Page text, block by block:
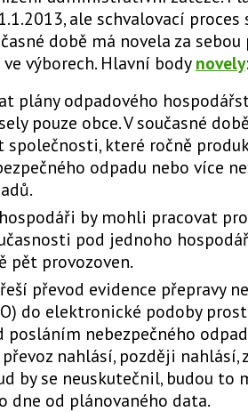
ale schvalovací proces
době má novela za
výborech. Hlavní body novely
plány odpadového
pouze obce. V současné
společnosti, které ročně
odpadu nebo více
by mohli pracovat
pod jednoho
pět provozoven.
převod evidence přepravy
do elektronické podoby
posláním nebezpečného
nahlásí, později nahlásí,
by se neuskutečnil, budou to
dne od plánovaného data.